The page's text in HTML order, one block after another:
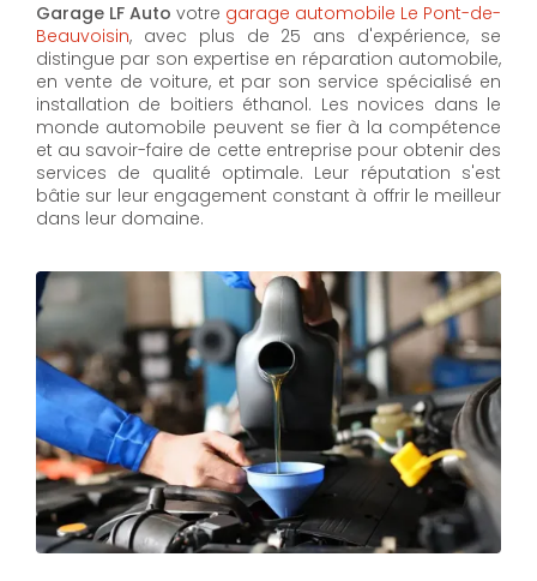
Garage LF Auto votre garage automobile Le Pont-de-
Beauvoisin, avec plus de 25 ans d'expérience, se
distingue par son expertise en réparation automobile,
en vente de voiture, et par son service spécialisé en
installation de boitiers éthanol. Les novices dans le
monde automobile peuvent se fier à la compétence
et au savoir-faire de cette entreprise pour obtenir des
services de qualité optimale. Leur réputation s'est
bâtie sur leur engagement constant à offrir le meilleur
dans leur domaine.